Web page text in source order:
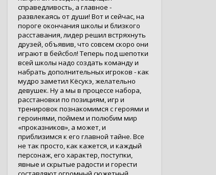
справедливость, а главное -
развлекаясь от души! Вот и сейчас, на
пороге окончания школы и близкого
расставания, лидер решил встряхнуть
друзей, объявив, что совсем скоро они
играют в бейсбол! Теперь под шепотки
всей школы надо создать команду и
набрать дополнительных игроков - как
мудро заметил Кёсукэ, желательно
девушек. Ну а мы в процессе набора,
расстановки по позициям, игр и
тренировок познакомимся с героями и
героинями, поймем и полюбим мир
«проказников», а может, и
приблизимся к его главной тайне. Все
не так просто, как кажется, и каждый
персонаж, его характер, поступки,
явные и скрытые радости и горести